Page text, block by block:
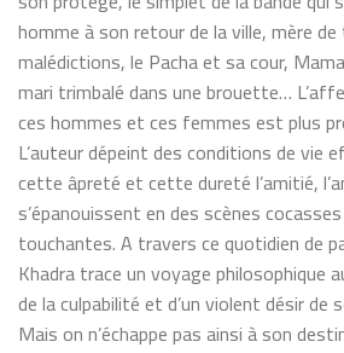
homme à son retour de la ville, mère
malédictions, le Pacha et sa cour,
mari trimbalé dans une brouette…
ces hommes et ces femmes est plus
L’auteur dépeint des conditions de vie
cette âpreté et cette dureté l’amitié,
s’épanouissent en des scènes
touchantes. A travers ce quotidien de
Khadra trace un voyage philosophique
de la culpabilité et d’un violent désir de
Mais on n’échappe pas ainsi à son